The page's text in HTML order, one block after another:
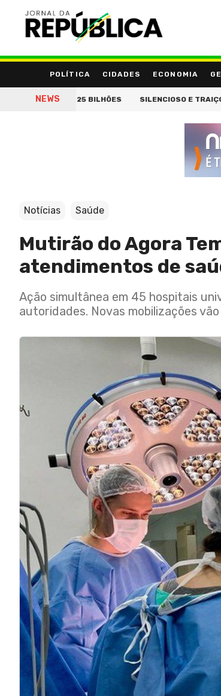
POLÍTICA CIDADES ECONOMIA
NEWS
DOS R$ 25 BILHÕES SILENCIOSO E TRAIÇOEIRO: O
Notícias Saúde
Mutirão do Agora
atendimentos de
Ação simultânea em 45 hospitais
autoridades. Novas mobilizações